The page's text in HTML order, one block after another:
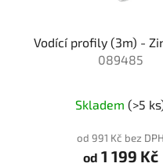
Vodící profily (3m) -
089485
Skladem(>5
od 991 Kč bez DPH
od 1 199 Kč